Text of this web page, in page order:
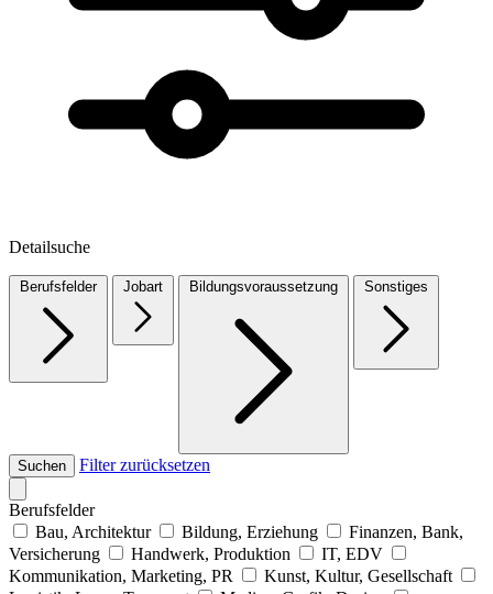
Detailsuche
Berufsfelder Jobart Bildungsvoraussetzung Sonstiges
Suchen Filter zurücksetzen
Berufsfelder
Bau, Architektur
Bildung, Erziehung
Finanzen, Bank,
Versicherung
Handwerk, Produktion
IT, EDV
Kommunikation, Marketing, PR
Kunst, Kultur, Gesellschaft